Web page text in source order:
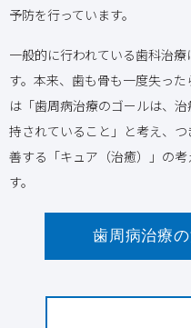
予防を行っています。
一般的に行われている歯科治
す。本来、歯も骨も一度失っ
は「歯周病治療のゴールは、
持されていること」と考え、
善する「キュア（治癒）」の
す。
歯周病治療